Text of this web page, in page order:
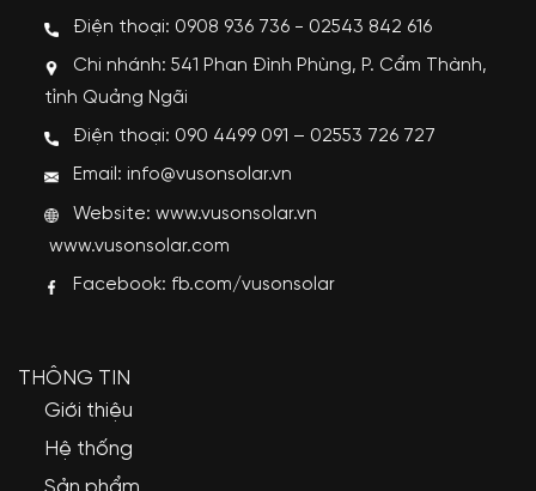
Điện thoại: 0908 936 736 - 02543 842 616
Chi nhánh: 541 Phan Đình Phùng, P. Cẩm Thành,
tỉnh Quảng Ngãi
Điện thoại: 090 4499 091 – 02553 726 727
Email: info@vusonsolar.vn
Website:www.vusonsolar.vn
www.vusonsolar.com
Facebook: fb.com/vusonsolar
THÔNG TIN
Giới thiệu
Hệ thống